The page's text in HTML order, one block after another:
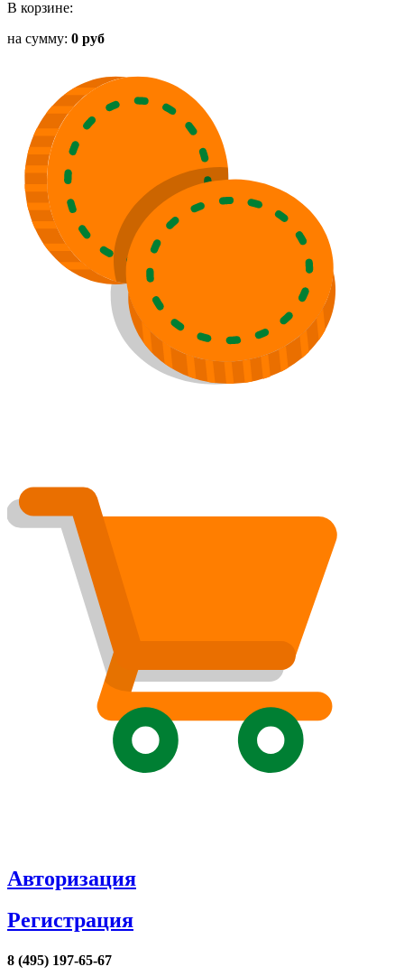
В корзине:
на сумму: 0 руб
Авторизация
Регистрация
8 (495) 197-65-67